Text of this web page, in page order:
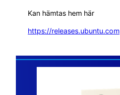
Kan hämtas hem här
https://releases.ubuntu.com